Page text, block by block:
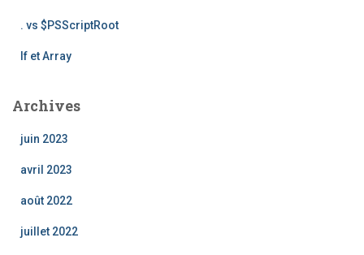
. vs $PSScriptRoot
If et Array
Archives
juin 2023
avril 2023
août 2022
juillet 2022